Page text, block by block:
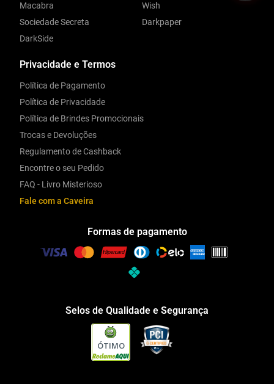
Privacidade e Termos
Política de Pagamento
Política de Privacidade
Política de Brindes Promocionais
Trocas e Devoluções
Regulamento de Cashback
Encontre o seu Pedido
FAQ - Livro Misterioso
Fale com a Caveira
Macabra
Sociedade Secreta
DarkSide
Wish
Darkpaper
Formas de pagamento
Selos de Qualidade e Segurança
ÓTIMO